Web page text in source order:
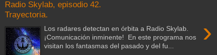
Radio Skylab, episodio 42.
Trayectoria.
›
Los radares detectan en órbita a Radio Skylab.
¡Comunicación inminente! En este programa nos
visitan los fantasmas del pasado y del fu...